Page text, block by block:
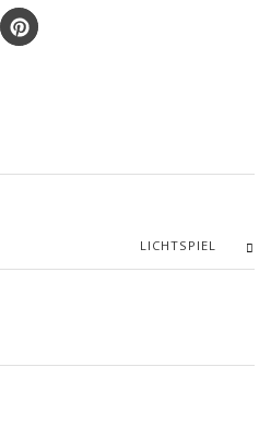
LICHTSPIEL